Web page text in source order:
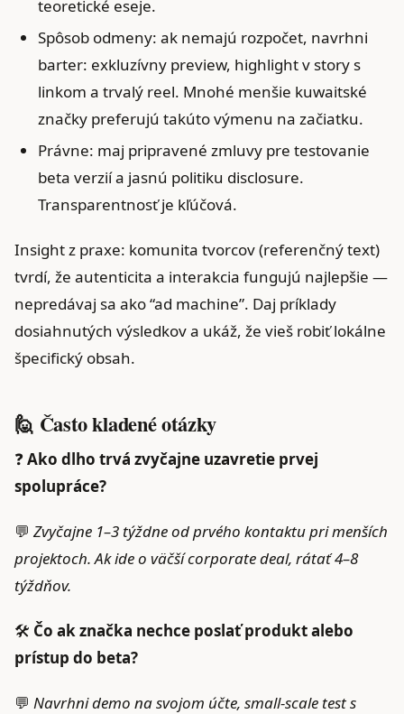
teoretické eseje.
Spôsob odmeny: ak nemajú rozpočet, navrhni
barter: exkluzívny preview, highlight v story s
linkom a trvalý reel. Mnohé menšie kuwaitské
značky preferujú takúto výmenu na začiatku.
Právne: maj pripravené zmluvy pre testovanie
beta verzií a jasnú politiku disclosure.
Transparentnosť je kľúčová.
Insight z praxe: komunita tvorcov (referenčný text)
tvrdí, že autenticita a interakcia fungujú najlepšie —
nepredávaj sa ako “ad machine”. Daj príklady
dosiahnutých výsledkov a ukáž, že vieš robiť lokálne
špecifický obsah.
🙋 Často kladené otázky
❓Ako dlho trvá zvyčajne uzavretie prvej
spolupráce?
💬 Zvyčajne 1–3 týždne od prvého kontaktu pri menších
projektoch. Ak ide o väčší corporate deal, rátať 4–8
týždňov.
🛠️ Čo ak značka nechce poslať produkt alebo
prístup do beta?
💬 Navrhni demo na svojom účte, small‑scale test s